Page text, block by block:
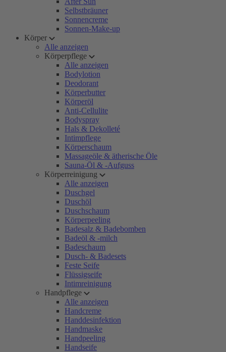
Selbstbräuner
Sonnencreme
Sonnen-Make-up
Körper
Alle anzeigen
Körperpflege
Alle anzeigen
Bodylotion
Deodorant
Körperbutter
Körperöl
Anti-Cellulite
Bodyspray
Hals & Dekolleté
Intimpflege
Körperschaum
Massageöle & ätherische Öle
Sauna-Öl & -Aufguss
Körperreinigung
Alle anzeigen
Duschgel
Duschöl
Duschschaum
Körperpeeling
Badesalz & Badebomben
Badeöl & -milch
Badeschaum
Dusch- & Badesets
Feste Seife
Flüssigseife
Intimreinigung
Handpflege
Alle anzeigen
Handcreme
Handdesinfektion
Handmaske
Handpeeling
Handseife